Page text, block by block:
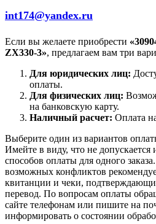
int174@yandex.ru
Если вы желаете приобрести
ZX330-3», предлагаем вам три
Для юридических лиц:
оплаты.
Для физических лиц:
на банковскую карту.
Наличный расчет: Оплата
Выберите один из вариантов
Имейте в виду, что не допускается
способов оплаты для одного
возможных конфликтов
квитанции и чеки,
перевод. По вопросам оплаты
сайте телефонам или пишите на
информировать о состоянии